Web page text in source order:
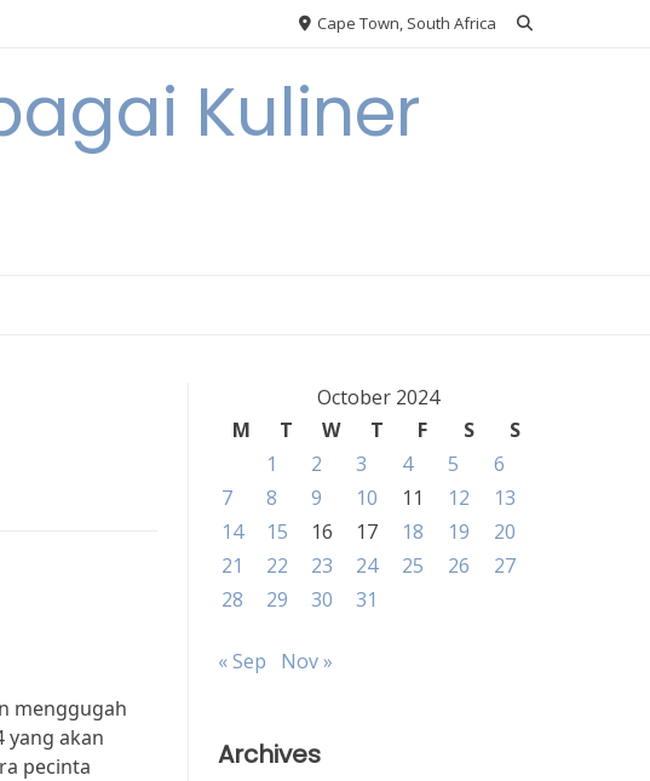
Cape Town, South Africa
Kuliner
menggugah
yang akan
pecinta
October 2024
M
T W T F S
S
1
2 3 4 5
6
7
8 9 10 11 12
13
14
15 16 17 18 19
20
21
22 23 24 25 26
27
28
29 30 31
« Sep Nov »
Archives